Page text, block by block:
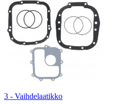
3 - Vaihdelaatikko